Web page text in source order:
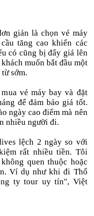
giản là chọn vé máy
tăng cao khiến các
có cũng bị đẩy giá lên
muốn bắt đầu một
sớm.
vé máy bay và đặt
để đảm bảo giá tốt.
ngày cao điểm mà nên
nhiều người đi.
lệch 2 ngày so với
rất nhiều tiền. Tôi
quen thuộc hoặc
Ví dụ như khi đi Thổ
ty tour uy tín", Việt